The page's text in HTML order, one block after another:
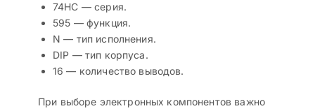
74HC — серия.
595 — функция.
N — тип исполнения.
DIP — тип корпуса.
16 — количество выводов.
При выборе электронных компонентов важно